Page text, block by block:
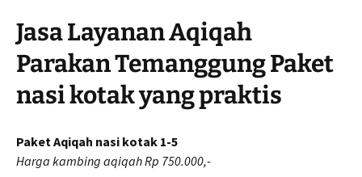
Jasa Layanan Aqiqah
Parakan Temanggung Paket
nasi kotak yang praktis
Paket Aqiqah nasi kotak 1-5
Harga kambing aqiqah Rp 750.000,-